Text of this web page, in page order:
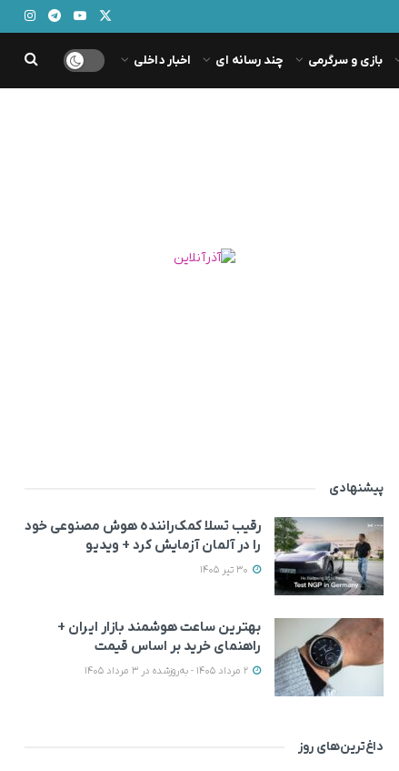
بازی و سرگرمی چند رسانه ای اخبار داخلی
پیشنهادی
رقیب تسلا کمک‌راننده هوش مصنوعی خود
را در آلمان آزمایش کرد + ویدیو
بهترین ساعت هوشمند بازار ایران +
راهنمای خرید بر اساس قیمت
داغ‌ترین‌های روز